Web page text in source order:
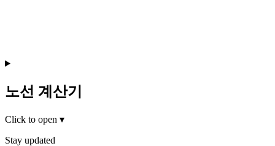
노선 계산기
Click to open ▾
Stay updated